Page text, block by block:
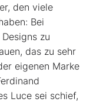
den viele
Bei
zu
das zu sehr
eigenen Marke
Luce sei schief,